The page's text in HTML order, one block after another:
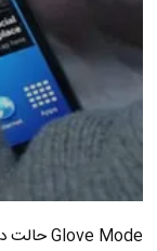
Glove Mode حالت دستکش در گلکسی نوت 4